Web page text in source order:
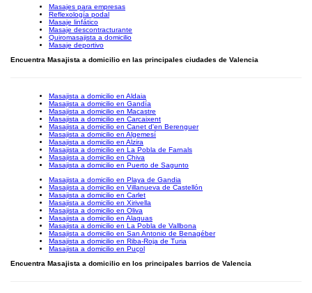
Masajes para empresas
Reflexología podal
Masaje linfático
Masaje descontracturante
Quiromasajista a domicilio
Masaje deportivo
Encuentra Masajista a domicilio en las principales ciudades de Valencia
Masajista a domicilio en Aldaia
Masajista a domicilio en Gandía
Masajista a domicilio en Macastre
Masajista a domicilio en Carcaixent
Masajista a domicilio en Canet d'en Berenguer
Masajista a domicilio en Algemesí
Masajista a domicilio en Alzira
Masajista a domicilio en La Pobla de Farnals
Masajista a domicilio en Chiva
Masajista a domicilio en Puerto de Sagunto
Masajista a domicilio en Playa de Gandia
Masajista a domicilio en Villanueva de Castellón
Masajista a domicilio en Carlet
Masajista a domicilio en Xirivella
Masajista a domicilio en Oliva
Masajista a domicilio en Alaquas
Masajista a domicilio en La Pobla de Vallbona
Masajista a domicilio en San Antonio de Benagéber
Masajista a domicilio en Riba-Roja de Turia
Masajista a domicilio en Puçol
Encuentra Masajista a domicilio en los principales barrios de Valencia